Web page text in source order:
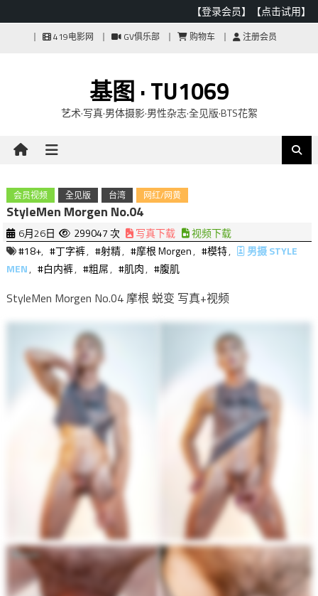
【登录会员】 【点击试用】
419电影网 GV俱乐部 购物车 注册会员
基图 · TU1069
艺术·写真·男体摄影·男性杂志·全见版·BTS花絮
会员视频 全见版 台湾 网红/网黄
StyleMen Morgen No.04
6月26日 299047 次 写真下载
视频下载
#18+, #丁字裤, #射精, #摩根 Morgen, #模特,
男摄 STYLE
MEN, #白内裤, #粗屌, #肌肉, #腹肌
StyleMen Morgen No.04 摩根 蜕变 写真+视频